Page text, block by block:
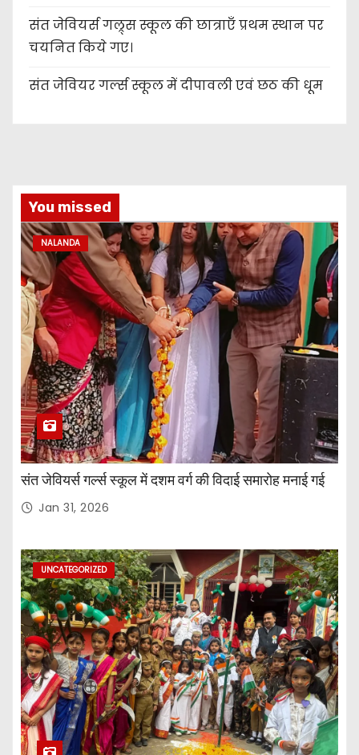
संत जेवियर्स गल्र्स स्कूल की छात्र‌ाएँ प्रथम स्थान पर
चयनित किये गए।
संत जेवियर गर्ल्स स्कूल में दीपावली एवं छठ की धूम
You missed
NALANDA
संत जेवियर्स गर्ल्स स्कूल में दशम वर्ग की विदाई समारोह मनाई गई
Jan 31, 2026
UNCATEGORIZED